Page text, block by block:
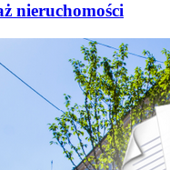
nieruchomości